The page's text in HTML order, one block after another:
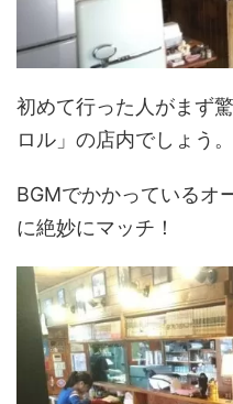
初めて行った人がまず
ロル」の店内でしょう。
BGMでかかっているオ
に絶妙にマッチ！